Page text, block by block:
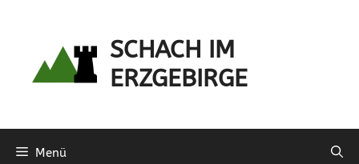
SCHACH IM
ERZGEBIRGE
Menü